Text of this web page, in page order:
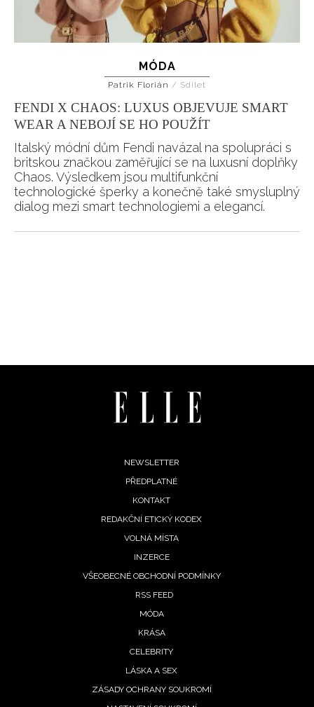
MÓDA
Patrik Florián / Sdílet
FENDI X CHAOS: LUXUS OBJEVUJE SMART
WEAR A NEBOJÍ SE HO POUŽÍT
Italský módní dům Fendi navázal na spolupráci s
britskou značkou zaměřující se na luxusní doplňky
Chaos. Výsledkem jsou multifunkční
technologické šperky a konečně také smysluplný
dialog mezi smart technologiemi a elegancí.
NEWSLETTER
PŘEDPLATNÉ
KONTAKT
REDAKČNÍ ETICKÝ KODEX
VOLNÁ MÍSTA
INZERCE
VŠEOBECNÉ OBCHODNÍ PODMÍNKY
RSS FEED
MÓDA
KRÁSA
CELEBRITY
LÁSKA A SEX
ZÁSADY OCHRANY SOUKROMÍ